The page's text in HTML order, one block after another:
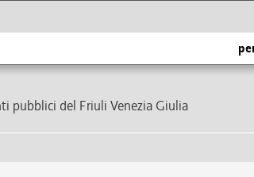
pubblici del Friuli Venezia Giulia